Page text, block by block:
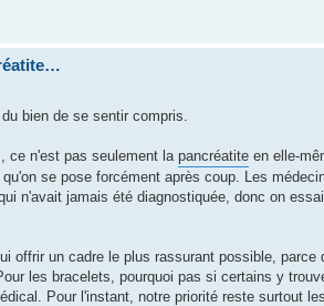
bien de se sentir compris.
ce n'est pas seulement la pancréatite en elle-
se pose forcément après coup. Les
n'avait jamais été diagnostiquée, donc on
offrir un cadre le plus rassurant possible,
les bracelets, pourquoi pas si certains y
Pour l'instant, notre priorité reste surtout